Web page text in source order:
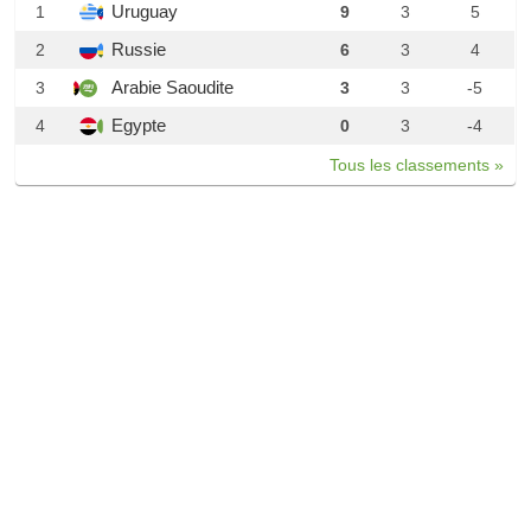
1
Uruguay 9 3
5
2
Russie 6 3
4
3
Arabie Saoudite 3 3
-5
4
Egypte 0 3 -4
Tous les classements »